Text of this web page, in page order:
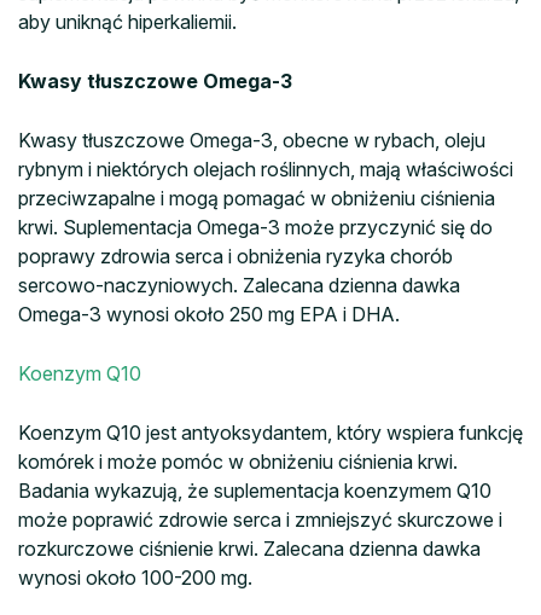
aby uniknąć hiperkaliemii.
Kwasy tłuszczowe Omega-3
Kwasy tłuszczowe Omega-3, obecne w rybach, oleju
rybnym i niektórych olejach roślinnych, mają właściwości
przeciwzapalne i mogą pomagać w obniżeniu ciśnienia
krwi. Suplementacja Omega-3 może przyczynić się do
poprawy zdrowia serca i obniżenia ryzyka chorób
sercowo-naczyniowych. Zalecana dzienna dawka
Omega-3 wynosi około 250 mg EPA i DHA.
Koenzym Q10
Koenzym Q10 jest antyoksydantem, który wspiera funkcję
komórek i może pomóc w obniżeniu ciśnienia krwi.
Badania wykazują, że suplementacja koenzymem Q10
może poprawić zdrowie serca i zmniejszyć skurczowe i
rozkurczowe ciśnienie krwi. Zalecana dzienna dawka
wynosi około 100-200 mg.